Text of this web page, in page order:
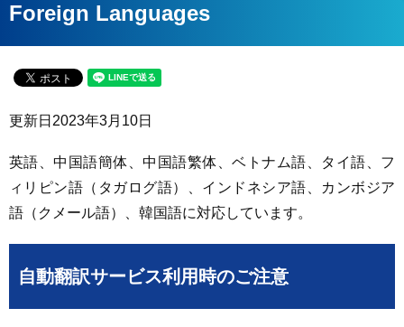
Foreign Languages
更新日 2023年3月10日
英語、中国語簡体、中国語繁体、ベトナム語、タイ語、フ
ィリピン語（タガログ語）、インドネシア語、カンボジア
語（クメール語）、韓国語に対応しています。
自動翻訳サービス利用時のご注意